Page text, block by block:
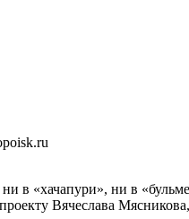
в «хачапури», ни в
Вячеслава Мясникова,